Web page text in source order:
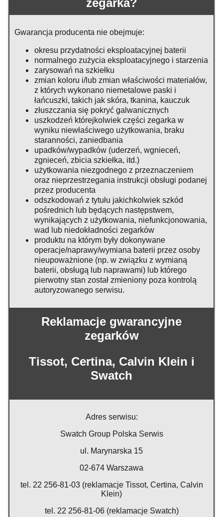
zegarka?
Gwarancja producenta nie obejmuje:
okresu przydatności eksploatacyjnej baterii
normalnego zużycia eksploatacyjnego i starzenia
zarysowań na szkiełku
zmian koloru i/lub zmian właściwości materiałów,
z których wykonano niemetalowe paski i
łańcuszki, takich jak skóra, tkanina, kauczuk
złuszczania się pokryć galwanicznych
uszkodzeń którejkolwiek części zegarka w
wyniku niewłaściwego użytkowania, braku
staranności, zaniedbania
upadków/wypadków (uderzeń, wgnieceń,
zgnieceń, zbicia szkiełka, itd.)
użytkowania niezgodnego z przeznaczeniem
oraz nieprzestrzegania instrukcji obsługi podanej
przez producenta
odszkodowań z tytułu jakichkolwiek szkód
pośrednich lub będących następstwem,
wynikających z użytkowania, niefunkcjonowania,
wad lub niedokładności zegarków
produktu na którym były dokonywane
operacje/naprawy/wymiana baterii przez osoby
nieupoważnione (np. w związku z wymianą
baterii, obsługą lub naprawami) lub którego
pierwotny stan został zmieniony poza kontrolą
autoryzowanego serwisu.
Reklamacje gwarancyjne
zegarków
Tissot, Certina, Calvin Klein i
Swatch
Adres serwisu:
Swatch Group Polska Serwis
ul. Marynarska 15
02-674 Warszawa
tel. 22 256-81-03 (reklamacje Tissot, Certina, Calvin
Klein)
tel. 22 256-81-06 (reklamacje Swatch)